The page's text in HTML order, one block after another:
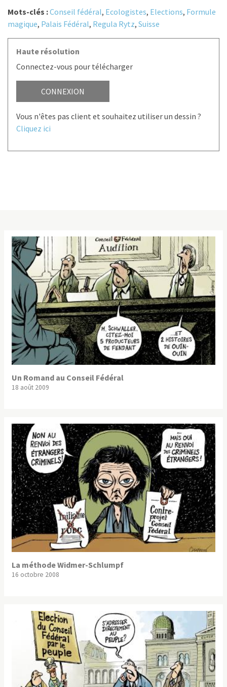
Mots-clés :Conseil fédéral, Ecologistes, Elections, Formule
magique, Palais Fédéral, Regula Rytz, Suisse
Haute résolution
Connectez-vous pour télécharger
CONNEXION
Vous n'êtes pas client et souhaitez utiliser un dessin ?
Cliquez ici
Un Romand au Conseil Fédéral
18 août 2009
La méthode Widmer-Schlumpf
16 octobre 2008